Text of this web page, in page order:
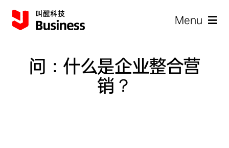
Skip
Menu
问：什么是企业整合营
销？